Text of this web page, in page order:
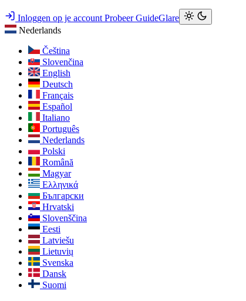
Inloggen op je account Probeer GuideGlare
Nederlands
Čeština
Slovenčina
English
Deutsch
Français
Español
Italiano
Português
Nederlands
Polski
Română
Magyar
Ελληνικά
Български
Hrvatski
Slovenščina
Eesti
Latviešu
Lietuvių
Svenska
Dansk
Suomi